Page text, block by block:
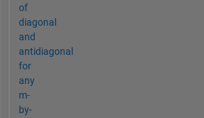
of
diagonal
and
antidiagonal
for
any
m-
by-